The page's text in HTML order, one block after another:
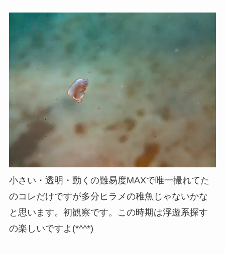
小さい・透明・動くの難易度MAXで唯一撮れてた
のコレだけですが多分ヒラメの稚魚じゃないかな
と思います。初観察です。この時期は浮遊系探す
の楽しいですよ(*^^*)